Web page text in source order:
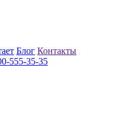
Блог Контакты
555-35-35